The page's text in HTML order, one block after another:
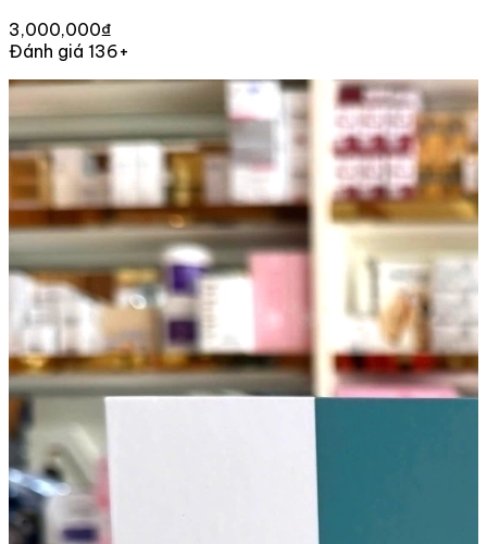
3,000,000₫
Đánh giá 136+